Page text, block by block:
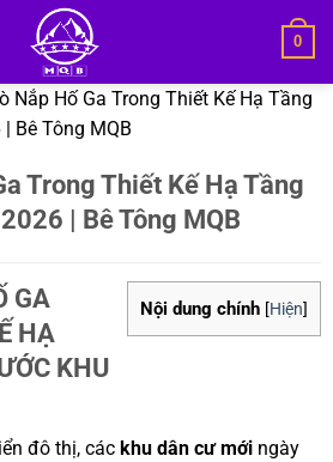
0
Nắp Hố Ga Trong Thiết Kế Hạ Tầng
Bê Tông MQB
Trong Thiết Kế Hạ Tầng
| Bê Tông MQB
Nội dung chính [Hiện]
GA
HẠ
KHU
đô thị, các khu dân cư mớingày